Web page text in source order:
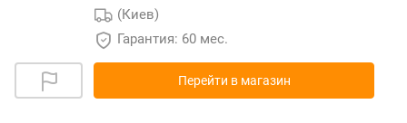
(Киев)
Гарантия: 60 мес.
Перейти в магазин